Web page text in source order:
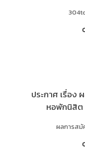
ประกาศ เรื่อง
หอพักนิสิต
ผลการส